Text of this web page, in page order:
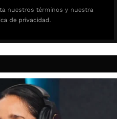
nuestros términos y nuestra
de privacidad.